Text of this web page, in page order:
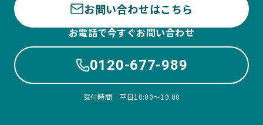
お問い合わせはこちら
お電話で今すぐお問い合わせ
0120-677-989
受付時間 平日10:00〜19:00